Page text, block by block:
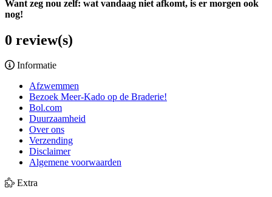
Want zeg nou zelf: wat vandaag niet afkomt, is er morgen ook
nog!
0 review(s)
Informatie
Afzwemmen
Bezoek Meer-Kado op de Braderie!
Bol.com
Duurzaamheid
Over ons
Verzending
Disclaimer
Algemene voorwaarden
Extra